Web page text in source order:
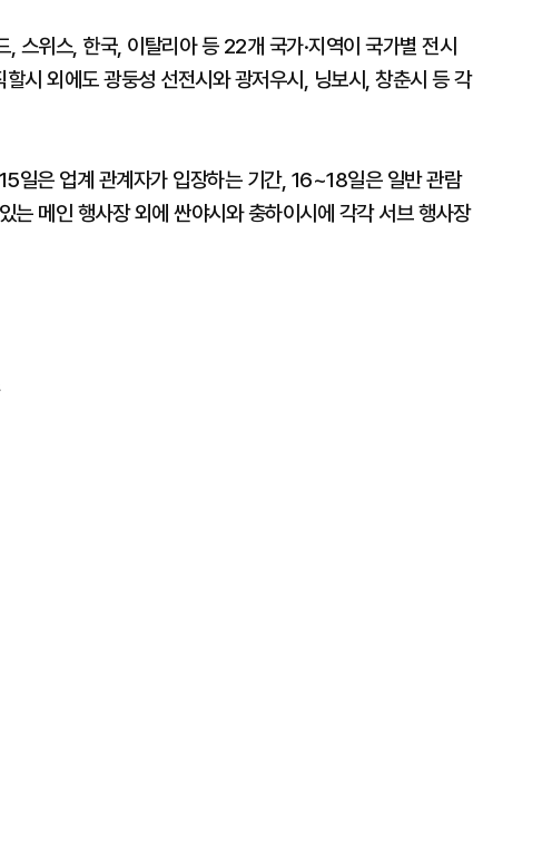
스위스, 한국, 이탈리아 등 22개 국가·지역이 국가별 전시
시 외에도 광둥성 선전시와 광저우시, 닝보시, 창춘시 등 각
일은 업계 관계자가 입장하는 기간, 16~18일은 일반 관람
는 메인 행사장 외에 싼야시와 충하이시에 각각 서브 행사장